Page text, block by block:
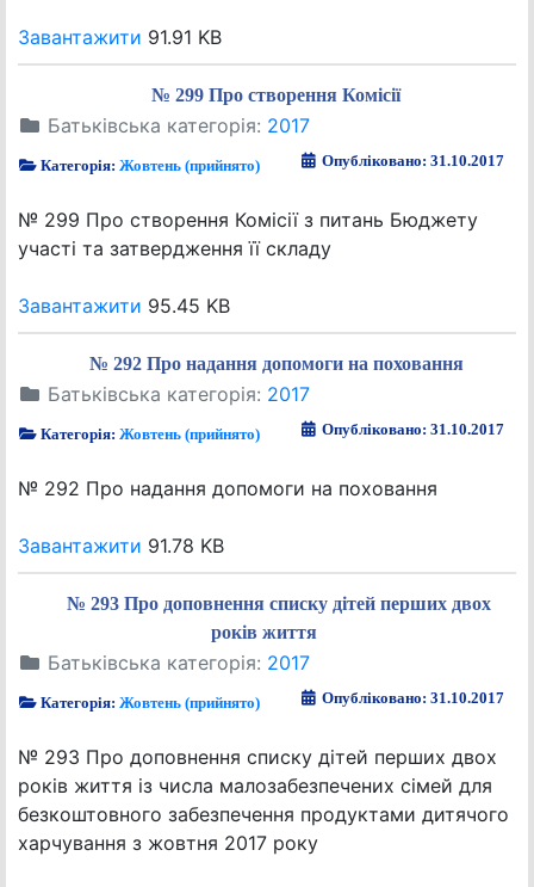
Завантажити 91.91 KB
№ 299 Про створення Комісії
Батьківська категорія: 2017
Категорія:Жовтень (прийнято) Опубліковано: 31.10.2017
№ 299 Про створення Комісії з питань Бюджету
участі та затвердження її складу
Завантажити 95.45 KB
№ 292 Про надання допомоги на поховання
Батьківська категорія: 2017
Категорія:Жовтень (прийнято) Опубліковано: 31.10.2017
№ 292 Про надання допомоги на поховання
Завантажити 91.78 KB
№ 293 Про доповнення списку дітей перших двох
років життя
Батьківська категорія: 2017
Категорія:Жовтень (прийнято) Опубліковано: 31.10.2017
№ 293 Про доповнення списку дітей перших двох
років життя із числа малозабезпечених сімей для
безкоштовного забезпечення продуктами дитячого
харчування з жовтня 2017 року